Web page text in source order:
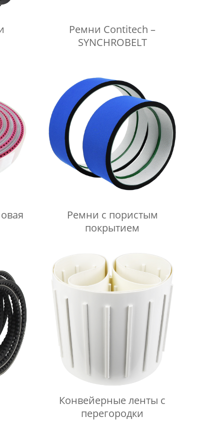
Ремни Contitech –
SYNCHROBELT
Ремни с пористым
покрытием
Конвейерные ленты с
перегородки